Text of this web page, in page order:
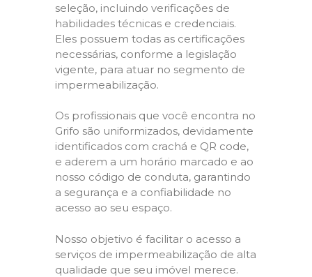
seleção, incluindo verificações de
habilidades técnicas e credenciais.
Eles possuem todas as certificações
necessárias, conforme a legislação
vigente, para atuar no segmento de
impermeabilização.
Os profissionais que você encontra no
Grifo são uniformizados, devidamente
identificados com crachá e QR code,
e aderem a um horário marcado e ao
nosso código de conduta, garantindo
a segurança e a confiabilidade no
acesso ao seu espaço.
Nosso objetivo é facilitar o acesso a
serviços de impermeabilização de alta
qualidade que seu imóvel merece.